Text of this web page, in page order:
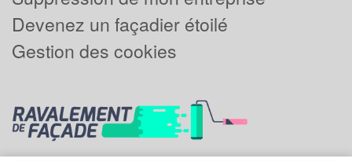
Devenez un façadier étoilé
Gestion des cookies